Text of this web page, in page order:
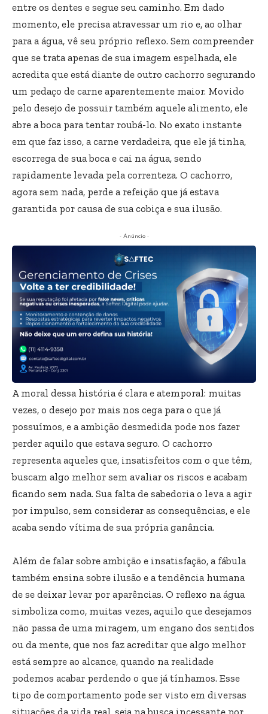
entre os dentes e segue seu caminho. Em dado
momento, ele precisa atravessar um rio e, ao olhar
para a água, vê seu próprio reflexo. Sem compreender
que se trata apenas de sua imagem espelhada, ele
acredita que está diante de outro cachorro segurando
um pedaço de carne aparentemente maior. Movido
pelo desejo de possuir também aquele alimento, ele
abre a boca para tentar roubá-lo. No exato instante
em que faz isso, a carne verdadeira, que ele já tinha,
escorrega de sua boca e cai na água, sendo
rapidamente levada pela correnteza. O cachorro,
agora sem nada, perde a refeição que já estava
garantida por causa de sua cobiça e sua ilusão.
- Anúncio -
A moral dessa história é clara e atemporal: muitas
vezes, o desejo por mais nos cega para o que já
possuímos, e a ambição desmedida pode nos fazer
perder aquilo que estava seguro. O cachorro
representa aqueles que, insatisfeitos com o que têm,
buscam algo melhor sem avaliar os riscos e acabam
ficando sem nada. Sua falta de sabedoria o leva a agir
por impulso, sem considerar as consequências, e ele
acaba sendo vítima de sua própria ganância.
Além de falar sobre ambição e insatisfação, a fábula
também ensina sobre ilusão e a tendência humana
de se deixar levar por aparências. O reflexo na água
simboliza como, muitas vezes, aquilo que desejamos
não passa de uma miragem, um engano dos sentidos
ou da mente, que nos faz acreditar que algo melhor
está sempre ao alcance, quando na realidade
podemos acabar perdendo o que já tínhamos. Esse
tipo de comportamento pode ser visto em diversas